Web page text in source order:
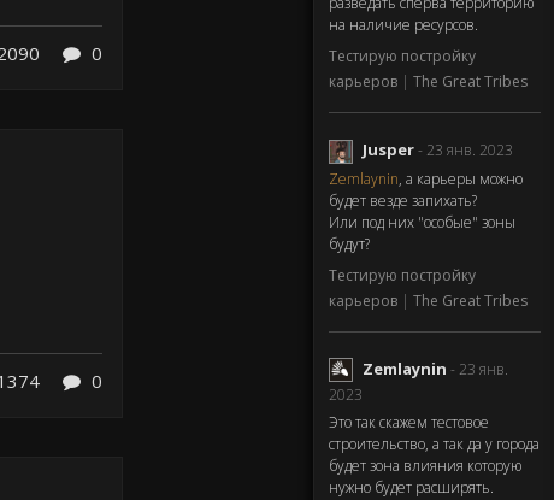
на наличие ресурсов.
Тестирую постройку
карьеров | The Great Tribes
Jusper- 23 янв. 2023
Zemlaynin, а карьеры можно
будет везде запихать?
Или под них "особые" зоны
будут?
Тестирую постройку
карьеров | The Great Tribes
Zemlaynin - 23 янв.
2023
Это так скажем тестовое
строительство, а так да у города
будет зона влияния которую
нужно будет расширять.
0
0